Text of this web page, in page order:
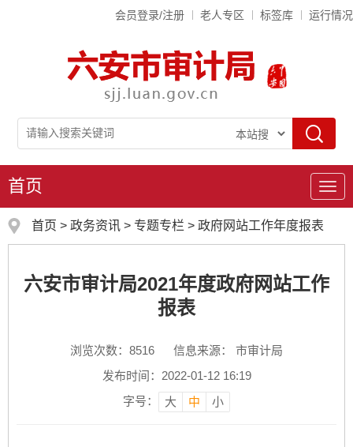
会员登录/注册 老人专区 标签库 运行情况
导
航
首页
首页 > 政务资讯 > 专题专栏 > 政府网站工作年度报表
六安市审计局2021年度政府网站工作
报表
浏览次数： 8516
信息来源： 市审计局
发布时间：2022-01-12 16:19
字号：
大 中 小